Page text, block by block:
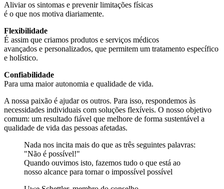
Aliviar os sintomas e prevenir limitações físicas
é o que nos motiva diariamente.
Flexibilidade
É assim que criamos produtos e serviços médicos
avançados e personalizados, que permitem um tratamento específico
e holístico.
Confiabilidade
Para uma maior autonomia e qualidade de vida.
A nossa paixão é ajudar os outros. Para isso, respondemos às
necessidades individuais com soluções flexíveis. O nosso objetivo
comum: um resultado fiável que melhore de forma sustentável a
qualidade de vida das pessoas afetadas.
Nada nos incita mais do que as três seguintes palavras:
"Não é possível!"
Quando ouvimos isto, fazemos tudo o que está ao
nosso alcance para tornar o impossível possível